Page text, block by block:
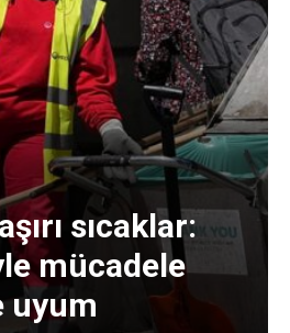
sıcaklar:
mücadele
uyum